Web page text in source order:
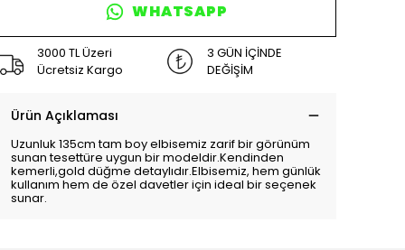
WHATSAPP
3000 TL Üzeri
Ücretsiz Kargo
3 GÜN İÇİNDE
DEĞİŞİM
Ürün Açıklaması
Uzunluk 135cm tam boy elbisemiz zarif bir görünüm
sunan tesettüre uygun bir modeldir.Kendinden
kemerli,gold düğme detaylıdır.Elbisemiz, hem günlük
kullanım hem de özel davetler için ideal bir seçenek
sunar.